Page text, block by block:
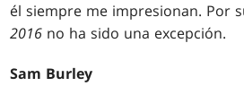
él siempre me impresionan. Por
2016 no ha sido una excepción.
Sam Burley